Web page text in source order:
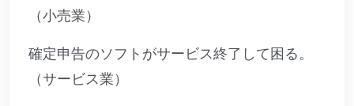
（小売業）
確定申告のソフトがサービス終了して困る。
（サービス業）